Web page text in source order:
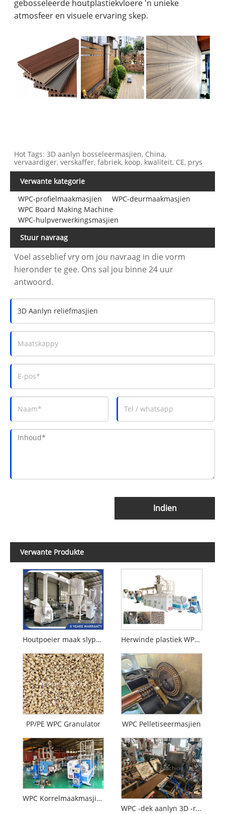
gebosseleerde houtplastiekvloere 'n unieke
atmosfeer en visuele ervaring skep.
Hot Tags: 3D aanlyn bosseleermasjien, China,
vervaardiger, verskaffer, fabriek, koop, kwaliteit, CE, prys
Verwante kategorie
WPC-profielmaakmasjien
WPC-deurmaakmasjien
WPC Board Making Machine
WPC-hulpverwerkingsmasjien
Stuur navraag
Voel asseblief vry om jou navraag in die vorm
hieronder te gee. Ons sal jou binne 24 uur
antwoord.
Indien
Verwante Produkte
Houtpoeier maak slypmasjien Herwinde plastiek WPC Korrelmasjien
PP/PE WPC Granulator WPC Pelletiseermasjien
WPC Korrelmaakmasjien
WPC -dek aanlyn 3D -reliëfmasjien